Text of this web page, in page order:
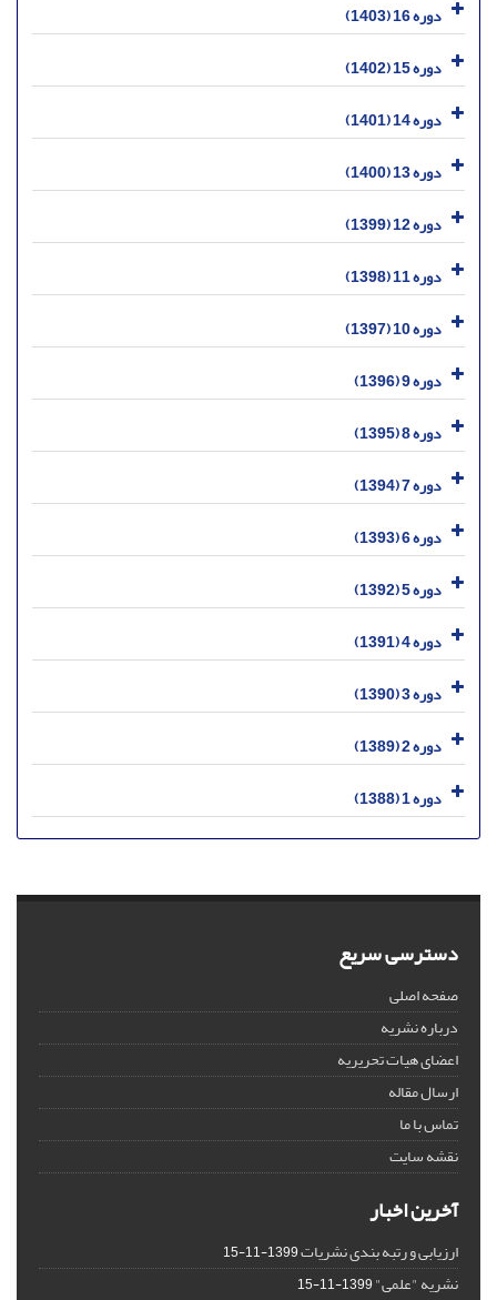
دوره 16 (1403)
دوره 15 (1402)
دوره 14 (1401)
دوره 13 (1400)
دوره 12 (1399)
دوره 11 (1398)
دوره 10 (1397)
دوره 9 (1396)
دوره 8 (1395)
دوره 7 (1394)
دوره 6 (1393)
دوره 5 (1392)
دوره 4 (1391)
دوره 3 (1390)
دوره 2 (1389)
دوره 1 (1388)
دسترسی سریع
صفحه اصلی
درباره نشریه
اعضای هیات تحریریه
ارسال مقاله
تماس با ما
نقشه سایت
آخرین اخبار
ارزیابی و رتبه بندی نشریات1399-11-15
نشریه "علمی"1399-11-15